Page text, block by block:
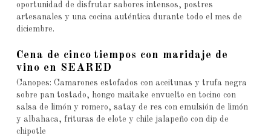
oportunidad de disfrutar sabores intensos, postres
artesanales y una cocina auténtica durante todo el mes de
diciembre.
Cena de cinco tiempos con maridaje de
vino en SEARED
Canopes: Camarones estofados con aceitunas y trufa negra
sobre pan tostado, hongo maitake envuelto en tocino con
salsa de limón y romero, satay de res con emulsión de limón
y albahaca, frituras de elote y chile jalapeño con dip de
chipotle